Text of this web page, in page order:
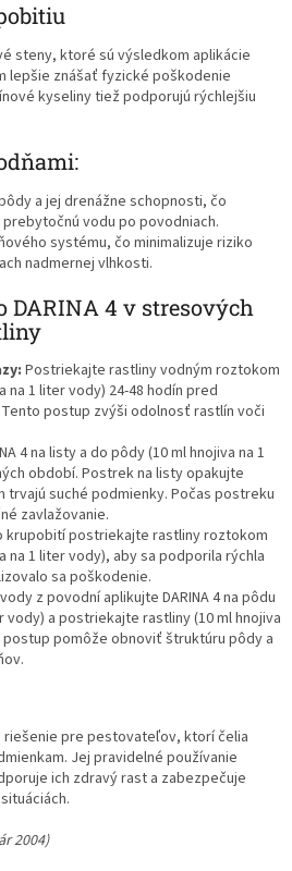
steny, ktoré sú výsledkom aplikácie
lepšie znášať fyzické poškodenie
kyseliny tiež podporujú rýchlejšiu
a jej drenážne schopnosti, čo
vodu po povodniach.
systému, čo minimalizuje riziko
nadmernej vlhkosti.
DARINA 4 v stresových
Postriekajte rastliny vodným roztokom
na 1 liter vody) 24-48 hodín pred
postup zvýši odolnosť rastlín voči
4 na listy a do pôdy (10 ml hnojiva na 1
období. Postrek na listy opakujte
trvajú suché podmienky. Počas postreku
zavlažovanie.
krupobití postriekajte rastliny roztokom
na 1 liter vody), aby sa podporila rýchla
sa poškodenie.
z povodní aplikujte DARINA 4 na pôdu
vody) a postriekajte rastliny (10 ml hnojiva
pomôže obnoviť štruktúru pôdy a
riešenie pre pestovateľov, ktorí čelia
Jej pravidelné používanie
ich zdravý rast a zabezpečuje
2004)